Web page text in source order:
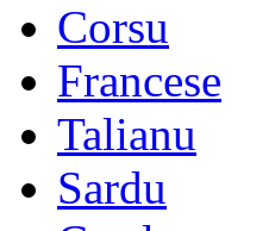
Corsu
Francese
Talianu
Sardu